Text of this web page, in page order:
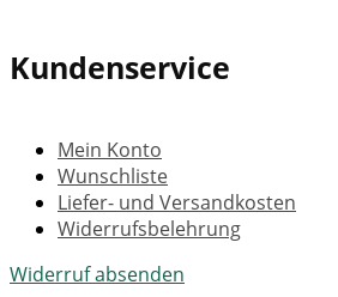
Kundenservice
Mein Konto
Wunschliste
Liefer- und Versandkosten
Widerrufsbelehrung
Widerruf absenden